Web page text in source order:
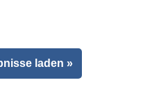
laden »